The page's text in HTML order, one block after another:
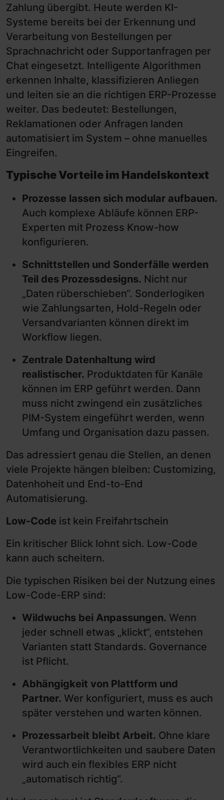
Zahlung übergibt. Heute werden KI-
Systeme bereits bei der Erkennung und
Verarbeitung von Bestellungen per
Sprachnachricht oder Supportanfragen per
Chat eingesetzt. Intelligente Algorithmen
erkennen Inhalte, klassifizieren Anliegen
und leiten sie an die richtigen ERP-Prozesse
weiter. Das bedeutet: Bestellungen,
Reklamationen oder Anfragen landen
automatisiert im System – ohne manuelles
Eingreifen.
Typische Vorteile im Handelskontext
Prozesse lassen sich modular aufbauen.
Auch komplexe Abläufe können ERP-
Experten mit Prozess Know-how
konfigurieren.
Schnittstellen und Sonderfälle werden
Teil des Prozessdesigns. Nicht nur
„Daten rüberschieben“. Sonderlogiken
wie Zahlungsarten, Hold-Regeln oder
Versandvarianten können direkt im
Workflow liegen.
Zentrale Datenhaltung wird
realistischer. Produktdaten für Kanäle
können im ERP geführt werden. Dann
muss nicht zwingend ein zusätzliches
PIM-System eingeführt werden, wenn
Umfang und Organisation dazu passen.
Das adressiert genau die Stellen, an denen
viele Projekte hängen bleiben: Customizing,
Datenhoheit und End-to-End
Automatisierung.
Low-Code ist kein Freifahrtschein
Ein kritischer Blick lohnt sich. Low-Code
kann auch scheitern.
Die typischen Risiken bei der Nutzung eines
Low-Code-ERP sind:
Wildwuchs bei Anpassungen. Wenn
jeder schnell etwas „klickt“, entstehen
Varianten statt Standards. Governance
ist Pflicht.
Abhängigkeit von Plattform und
Partner. Wer konfiguriert, muss es auch
später verstehen und warten können.
Prozessarbeit bleibt Arbeit. Ohne klare
Verantwortlichkeiten und saubere Daten
wird auch ein flexibles ERP nicht
„automatisch richtig“.